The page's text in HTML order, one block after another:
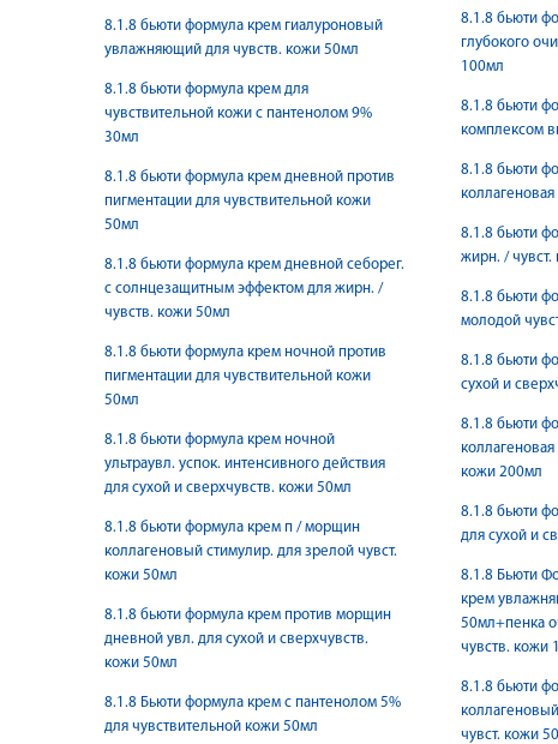
8.1.8 бьюти формула крем гиалуроновый
увлажняющий для чувств. кожи 50мл
8.1.8 бьюти формула крем для
чувствительной кожи с пантенолом 9%
30мл
8.1.8 бьюти формула крем дневной против
пигментации для чувствительной кожи
50мл
8.1.8 бьюти формула крем дневной себорег.
с солнцезащитным эффектом для жирн. /
чувств. кожи 50мл
8.1.8 бьюти формула крем ночной против
пигментации для чувствительной кожи
50мл
8.1.8 бьюти формула крем ночной
ультраувл. успок. интенсивного действия
для сухой и сверхчувств. кожи 50мл
8.1.8 бьюти формула крем п / морщин
коллагеновый стимулир. для зрелой чувст.
кожи 50мл
8.1.8 бьюти формула крем против морщин
дневной увл. для сухой и сверхчувств.
кожи 50мл
8.1.8 Бьюти формула крем с пантенолом 5%
для чувствительной кожи 50мл
8.1.8 бьюти
глубокого
100мл
8.1.8 бьюти
комплексом
8.1.8 бьюти
8.1.8 бьюти
жирн. /
8.1.8 бьюти
молодой
8.1.8 бьюти
сухой и
8.1.8 бьюти
кожи 200мл
8.1.8 бьюти
для сухой и
8.1.8 Бьюти
крем
50мл+пенка
чувств. кожи
8.1.8 бьюти
чувст. кожи